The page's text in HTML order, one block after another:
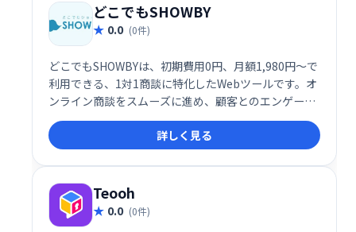
どこでもSHOWBY
0.0 (0件)
どこでもSHOWBYは、初期費用0円、月額1,980円～で
利用できる、1対1商談に特化したWebツールです。オ
ンライン商談をスムーズに進め、顧客とのエンゲージ
メントを高めます。手軽に導入でき、効率的な営業活
動を実現します。
詳しく見る
Teooh
0.0 (0件)